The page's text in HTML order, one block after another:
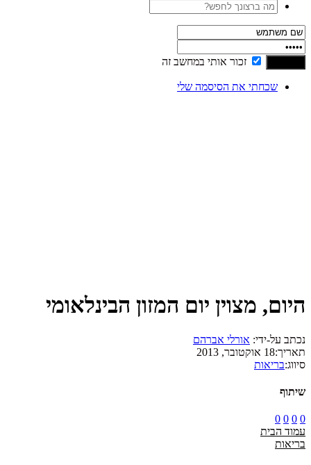
זכור אותי במחשב זה
שכחתי את הסיסמה שלי
היום, מצוין יום המזון הבינלאומי
נכתב על-ידי: אורלי אברהם
תאריך:18 אוקטובר, 2013
סיווג:בריאות
שיתוף
0
0
0
0
עמוד הבית
בריאות